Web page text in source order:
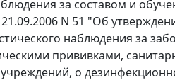
за составом и
N 51 "Об
наблюдения за
прививками,
о